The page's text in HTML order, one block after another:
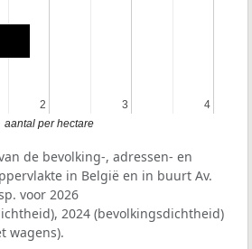
2
2 3
3 4
4
aantal per hectare
de bevolking-, adressen- en
in België en in buurt Av.
voor 2026
2024 (bevolkingsdichtheid)
wagens).